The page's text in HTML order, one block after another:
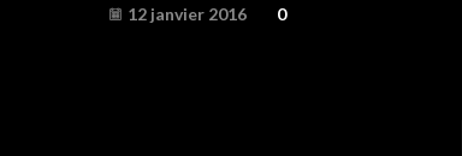
12 janvier 2016
0